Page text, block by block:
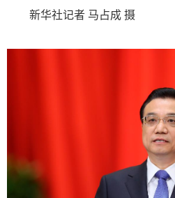
新华社记者 马占成 摄